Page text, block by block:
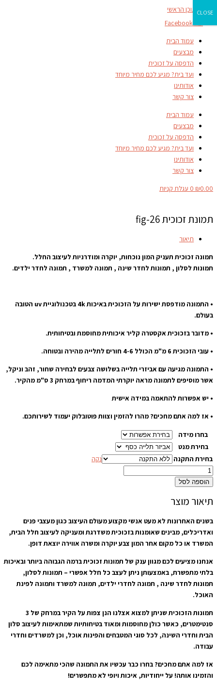
דילוג לתוכן הראשי
Facebook-f
עמוד הבית
מבצעים
הדפסה על זכוכית
ועד בית? מגיע לכם מחיר מיוחד
אודותינו
צור קשר
עמוד הבית
מבצעים
הדפסה על זכוכית
ועד בית? מגיע לכם מחיר מיוחד
אודותינו
צור קשר
₪0.00
0 עגלת קניות
תמונת זכוכית fig-26
תיאור
תמונה זכוכית תעניק המון נוכחות, יוקרה ומודרניות לעיצוב החלל.
תמונות לסלון , תמונות לחדר שינה , תמונה למשרד , תמונה לחדר ילדים.
• התמונה מודפסת ישירות על הזכוכית באיכות 4k בטכנולוגיית uv הטובה
בעולם.
• מדובר בזכוכית אקסטרה קליר איכותית מחוסמת ובטיחותית.
• עובי הזכוכית 6 מ"מ הכולל 4-6 חורים לתלייה מהירה ובטוחה.
• התמונה מגיעה עם אביזרי תלייה בשלושה צבעים לבחירה שחור, זהב וניקל,
אשר מוסיפים לתמונה מראה יוקרתי המדמה ריחוף במרחק 3 ס"מ מהקיר.
• יש אפשרות להתאמה במידה אישית
• אז למה אתם מחכים? מהרו להזמין וצוות פוטובלוק יעמוד לשירותכם.
בחרו מידה
בחירת מנט
בחירת התקנה
נקה
הוספה לסל
תיאור מוצר
בשנים האחרונות לא מעט אנשי מקצוע מעולם העיצוב כגון מעצבי פנים
ואדריכלים, מבינים שאומנות בזכוכית משדרגת ומעניקה לעיצוב חלל הבית,
המשרד או כל מקום אחר המון צבע יוקרה ומשרה אווירה יוצאת דופן.
אנחנו מציעים לכם מגוון ענק של תמונות זכוכית ברמה הגבוהה ביותר ובאיכות
בלתי מתפשרת, באמצעותן ניתן לעצב כל חלל אפשרי – תמונות לסלון,
תמונות לחדר שינה , תמונה לחדרי ילדים, תמונה למשרד ותמונה לפינת
האוכל.
תמונות הזכוכית שניתן למצוא אצלנו הנן צפות על הקיר במרחק של 3
סנטימטרים, כאשר כולן מחוסמות ומאוד בטיחותיות שמתאימות לעיצוב סלון
הבית וחדרי השינה, לכל סוגי המטבחים והפינות אוכל, וכן למשרדים וחדרי
עבודה.
אז למה אתם מחכים? בחרו כבר עכשיו את התמונה שהכי מתאימה לכם
והזמינו אותה! על ייחודיות, איכות ויופי לא מתפשרים!
CLOSE